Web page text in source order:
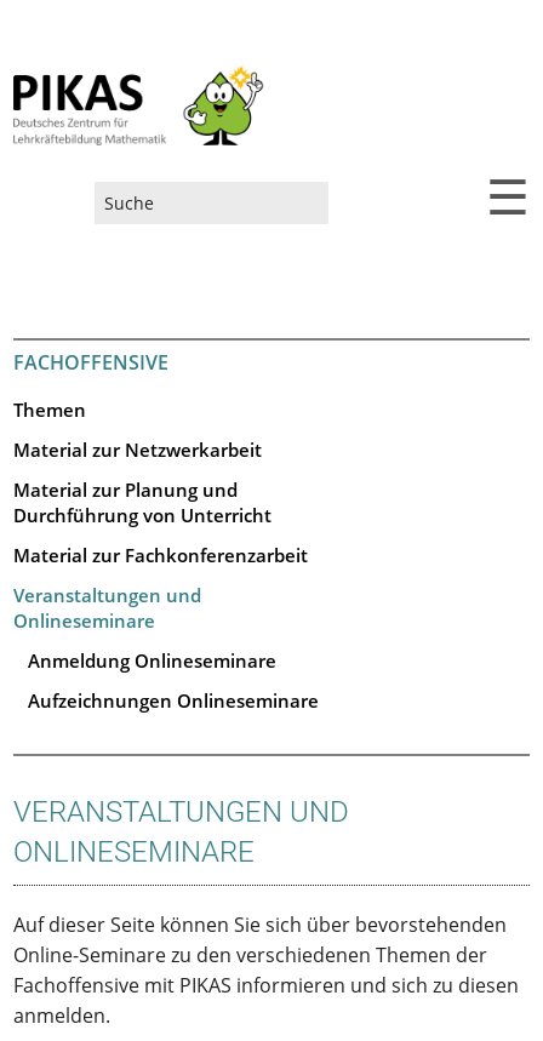
☰
FACHOFFENSIVE
Themen
Material zur Netzwerkarbeit
Material zur Planung und
Durchführung von Unterricht
Material zur Fachkonferenzarbeit
Veranstaltungen und
Onlineseminare
Anmeldung Onlineseminare
Aufzeichnungen Onlineseminare
VERANSTALTUNGEN UND
ONLINESEMINARE
Auf dieser Seite können Sie sich über bevorstehenden
Online-Seminare zu den verschiedenen Themen der
Fachoffensive mit PIKAS informieren und sich zu diesen
anmelden.